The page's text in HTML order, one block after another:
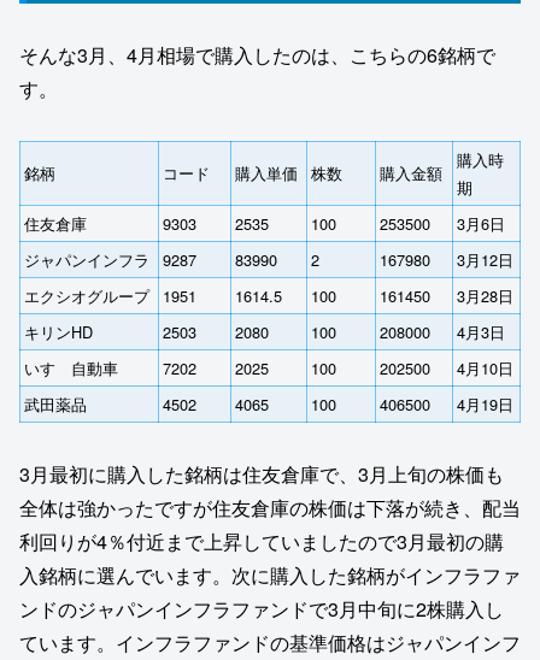
そんな3月、4月相場で購入したのは、こちらの6銘柄で
す。
銘柄 コード 購入単価 株数 購入金額
購入時
期
住友倉庫
9303 2535 100 253500
3月6日
ジャパンインフラ
9287 83990 2 167980
3月12日
エクシオグループ
1951 1614.5 100 161450
3月28日
キリンHD
2503 2080 100 208000
4月3日
いすゞ自動車
7202 2025 100 202500
4月10日
武田薬品
4502 4065 100 406500 4月19日
3月最初に購入した銘柄は住友倉庫で、3月上旬の株価も
全体は強かったですが住友倉庫の株価は下落が続き、配当
利回りが4％付近まで上昇していましたので3月最初の購
入銘柄に選んでいます。次に購入した銘柄がインフラファ
ンドのジャパンインフラファンドで3月中旬に2株購入し
ています。インフラファンドの基準価格はジャパンインフ